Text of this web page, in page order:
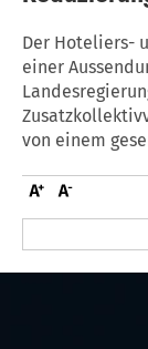
Der Hoteliers-
einer
von einem